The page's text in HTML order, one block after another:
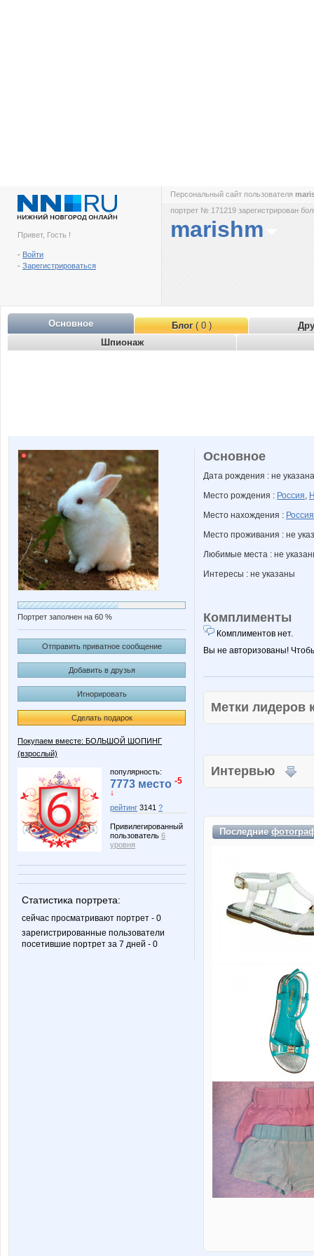
Привет, Гость !
- Войти
- Зарегистрироваться
Персональный сайт пользователя
портрет № 171219 зарегистрирован
marishm
Основное Блог( 0 )
Шпионаж
Портрет заполнен на 60 %
Отправить приватное сообщение
Добавить в друзья
Игнорировать
Сделать подарок
Покупаем вместе: БОЛЬШОЙ ШОПИНГ
(взрослый)
популярность:
7773 место -5
↓
рейтинг 3141 ?
Привилегированный
пользователь 6
уровня
Статистика портрета:
сейчас просматривают портрет - 0
зарегистрированные пользователи
посетившие портрет за 7 дней - 0
Основное
Дата рождения : не указана
Место рождения : Россия,
Место нахождения : Россия
Место проживания : не
Любимые места : не
Интересы : не указаны
Комплименты
Комплиментов нет.
Вы не авторизованы!
Метки
Интервью
Последние